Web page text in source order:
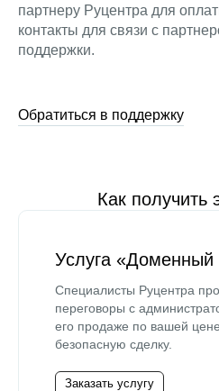
партнеру Руцентра для
контакты для связи с
поддержки.
Обратиться в поддержку
Как получить
Услуга «Доменный
Специалисты Руцентра
переговоры с
его продаже по вашей
безопасную сделку.
Заказать услугу